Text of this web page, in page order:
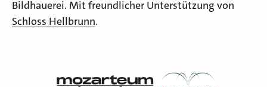
Bildhauerei. Mit freundlicher Unterstützung von
Schloss Hellbrunn.